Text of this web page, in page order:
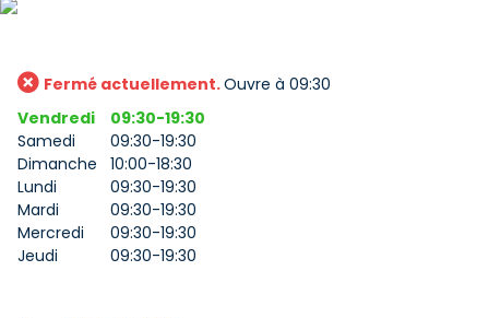
Fermé actuellement.Ouvre à 09:30
Vendredi
09:30-19:30
Samedi
09:30-19:30
Dimanche
10:00-18:30
Lundi
09:30-19:30
Mardi
09:30-19:30
Mercredi
09:30-19:30
Jeudi
09:30-19:30